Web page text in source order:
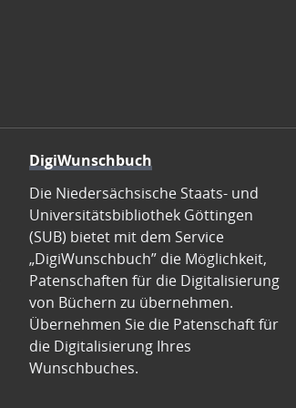
DigiWunschbuch
Die Niedersächsische Staats- und
Universitätsbibliothek Göttingen
(SUB) bietet mit dem Service
„DigiWunschbuch” die Möglichkeit,
Patenschaften für die Digitalisierung
von Büchern zu übernehmen.
Übernehmen Sie die Patenschaft für
die Digitalisierung Ihres
Wunschbuches.